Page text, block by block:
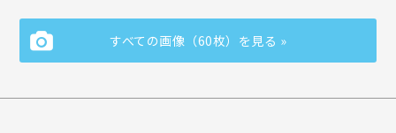
すべての画像（60枚）を見る »